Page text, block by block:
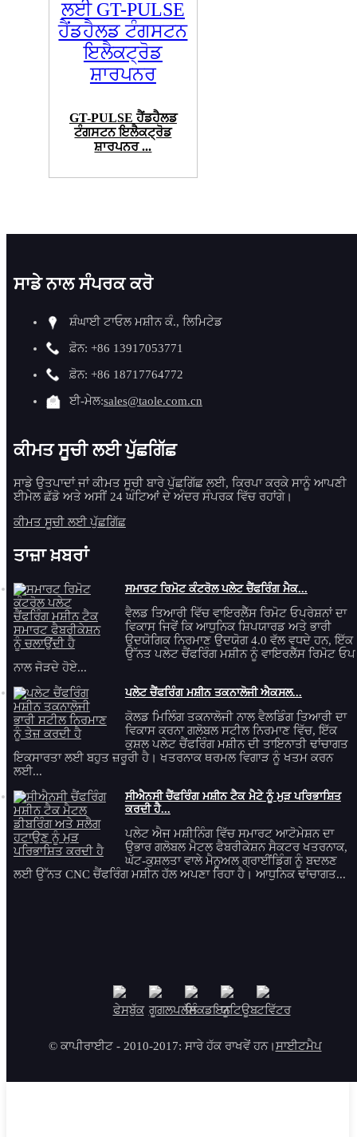
GT-PULSE ਹੈਂਡਹੈਲਡ
ਟੰਗਸਟਨ ਇਲੈਕਟ੍ਰੋਡ
ਸ਼ਾਰਪਨਰ ...
ਸਾਡੇ ਨਾਲ ਸੰਪਰਕ ਕਰੋ
ਸ਼ੰਘਾਈ ਟਾਓਲ ਮਸ਼ੀਨ ਕੰ., ਲਿਮਿਟੇਡ
ਫ਼ੋਨ: +86 13917053771
ਫ਼ੋਨ: +86 18717764772
ਈ-ਮੇਲ:sales@taole.com.cn
ਕੀਮਤ ਸੂਚੀ ਲਈ ਪੁੱਛਗਿੱਛ
ਸਾਡੇ ਉਤਪਾਦਾਂ ਜਾਂ ਕੀਮਤ ਸੂਚੀ ਬਾਰੇ ਪੁੱਛਗਿੱਛ ਲਈ, ਕਿਰਪਾ ਕਰਕੇ ਸਾਨੂੰ ਆਪਣੀ
ਈਮੇਲ ਛੱਡੋ ਅਤੇ ਅਸੀਂ 24 ਘੰਟਿਆਂ ਦੇ ਅੰਦਰ ਸੰਪਰਕ ਵਿੱਚ ਰਹਾਂਗੇ।
ਕੀਮਤ ਸੂਚੀ ਲਈ ਪੁੱਛਗਿੱਛ
ਤਾਜ਼ਾ ਖ਼ਬਰਾਂ
ਸਮਾਰਟ ਰਿਮੋਟ ਕੰਟਰੋਲ ਪਲੇਟ ਚੈਂਫਰਿੰਗ ਮੈਕ...
ਵੈਲਡ ਤਿਆਰੀ ਵਿੱਚ ਵਾਇਰਲੈੱਸ ਰਿਮੋਟ ਓਪਰੇਸ਼ਨਾਂ ਦਾ
ਵਿਕਾਸ ਜਿਵੇਂ ਕਿ ਆਧੁਨਿਕ ਸ਼ਿਪਯਾਰਡ ਅਤੇ ਭਾਰੀ
ਉਦਯੋਗਿਕ ਨਿਰਮਾਣ ਉਦਯੋਗ 4.0 ਵੱਲ ਵਧਦੇ ਹਨ, ਇੱਕ
ਉੱਨਤ ਪਲੇਟ ਚੈਂਫਰਿੰਗ ਮਸ਼ੀਨ ਨੂੰ ਵਾਇਰਲੈੱਸ ਰਿਮੋਟ ਓਪ
ਨਾਲ ਜੋੜਦੇ ਹੋਏ...
ਪਲੇਟ ਚੈਂਫਰਿੰਗ ਮਸ਼ੀਨ ਤਕਨਾਲੋਜੀ ਐਕਸਲ...
ਕੋਲਡ ਮਿਲਿੰਗ ਤਕਨਾਲੋਜੀ ਨਾਲ ਵੈਲਡਿੰਗ ਤਿਆਰੀ ਦਾ
ਵਿਕਾਸ ਕਰਨਾ ਗਲੋਬਲ ਸਟੀਲ ਨਿਰਮਾਣ ਵਿੱਚ, ਇੱਕ
ਕੁਸ਼ਲ ਪਲੇਟ ਚੈਂਫਰਿੰਗ ਮਸ਼ੀਨ ਦੀ ਤਾਇਨਾਤੀ ਢਾਂਚਾਗਤ
ਇਕਸਾਰਤਾ ਲਈ ਬਹੁਤ ਜ਼ਰੂਰੀ ਹੈ। ਖਤਰਨਾਕ ਥਰਮਲ ਵਿਗਾੜ ਨੂੰ ਖਤਮ ਕਰਨ
ਲਈ...
ਸੀਐਨਸੀ ਚੈਂਫਰਿੰਗ ਮਸ਼ੀਨ ਟੈਕ ਮੈਟੇ ਨੂੰ ਮੁੜ ਪਰਿਭਾਸ਼ਿਤ
ਕਰਦੀ ਹੈ...
ਪਲੇਟ ਐਜ ਮਸ਼ੀਨਿੰਗ ਵਿੱਚ ਸਮਾਰਟ ਆਟੋਮੇਸ਼ਨ ਦਾ
ਉਭਾਰ ਗਲੋਬਲ ਮੈਟਲ ਫੈਬਰੀਕੇਸ਼ਨ ਸੈਕਟਰ ਖਤਰਨਾਕ,
ਘੱਟ-ਕੁਸ਼ਲਤਾ ਵਾਲੇ ਮੈਨੂਅਲ ਗ੍ਰਾਈਂਡਿੰਗ ਨੂੰ ਬਦਲਣ
ਲਈ ਉੱਨਤ CNC ਚੈਂਫਰਿੰਗ ਮਸ਼ੀਨ ਹੱਲ ਅਪਣਾ ਰਿਹਾ ਹੈ। ਆਧੁਨਿਕ ਢਾਂਚਾਗਤ...
© ਕਾਪੀਰਾਈਟ - 2010-2017: ਸਾਰੇ ਹੱਕ ਰਾਖਵੇਂ ਹਨ।ਸਾਈਟਮੈਪ